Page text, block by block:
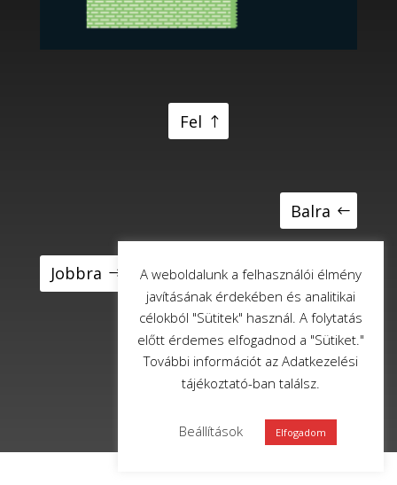
Fel
Balra
Jobbra
Le
A weboldalunk a felhasználói élmény
javításának érdekében és analitikai
célokból "Sütitek" használ. A folytatás
előtt érdemes elfogadnod a "Sütiket."
További információt az Adatkezelési
tájékoztató-ban találsz.
Beállítások Elfogadom